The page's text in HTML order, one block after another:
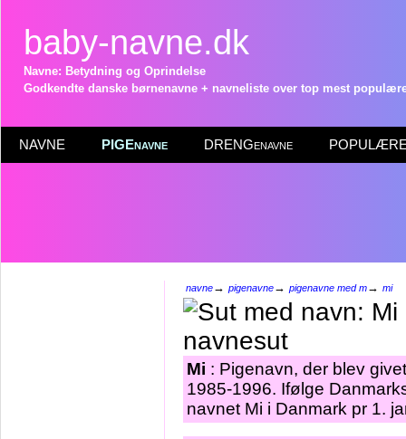
baby-navne.dk
Navne: Betydning og Oprindelse
Godkendte danske børnenavne + navneliste over top mest
NAVNE PIGEnavne DRENGenavne POPULÆRE
navne→ pigenavne→ pigenavne med m→ mi
Mi : Pigenavn, der blev
1985-1996. Ifølge
navnet Mi i Danmark pr 1.